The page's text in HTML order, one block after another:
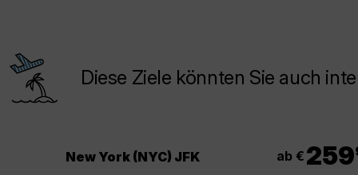
Diese Ziele könnten Sie auch
New York (NYC) JFK ab € 259